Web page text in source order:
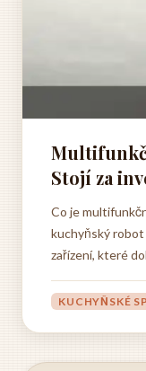
Stojí za
Co je
kuchyňský
zařízení, které
pokrmů v
KUCHYŇSKÉ